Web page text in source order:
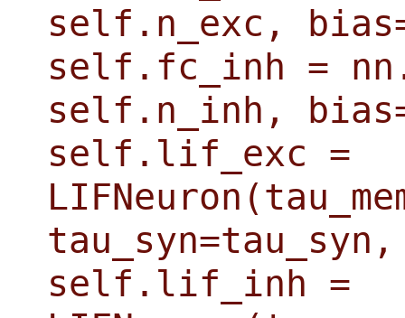
self.n_exc,
self.fc_inh =
self.n_inh,
self.lif_exc =
self.lif_inh =